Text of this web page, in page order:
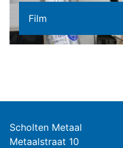
Film
Scholten Metaal
Metaalstraat 10